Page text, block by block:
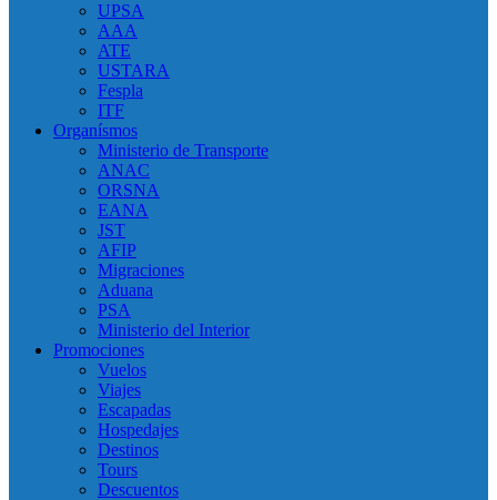
UPSA
AAA
ATE
USTARA
Fespla
ITF
Organísmos
Ministerio de Transporte
ANAC
ORSNA
EANA
JST
AFIP
Migraciones
Aduana
PSA
Ministerio del Interior
Promociones
Vuelos
Viajes
Escapadas
Hospedajes
Destinos
Tours
Descuentos